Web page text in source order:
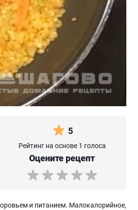
5
Рейтинг на основе 1 голоса
Оцените рецепт
и питанием. Малокалорийное,